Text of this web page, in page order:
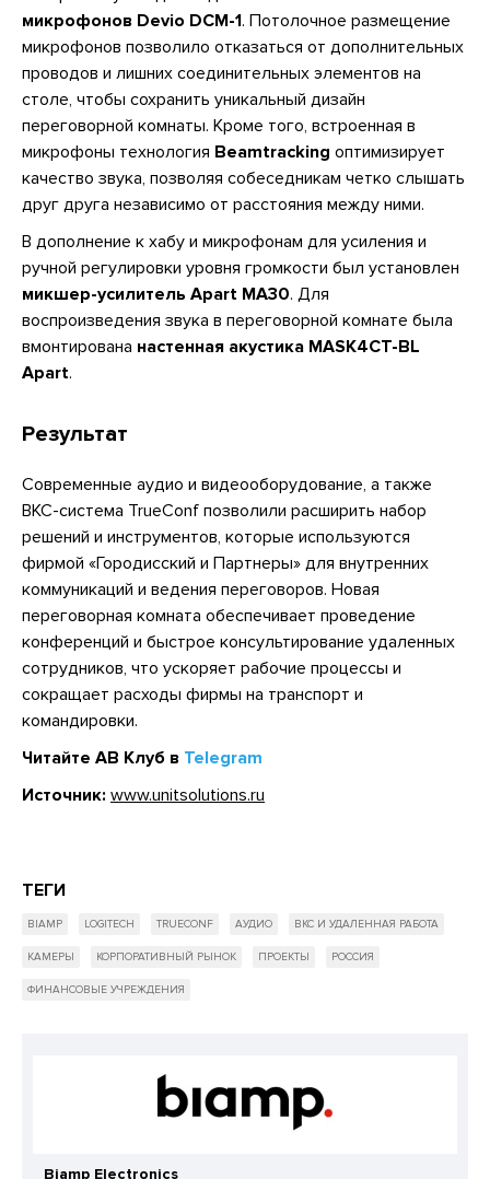
микрофонов Devio DCM-1. Потолочное размещение
микрофонов позволило отказаться от дополнительных
проводов и лишних соединительных элементов на
столе, чтобы сохранить уникальный дизайн
переговорной комнаты. Кроме того, встроенная в
микрофоны технология Beamtracking оптимизирует
качество звука, позволяя собеседникам четко слышать
друг друга независимо от расстояния между ними.
В дополнение к хабу и микрофонам для усиления и
ручной регулировки уровня громкости был установлен
микшер-усилитель Apart MA30. Для
воспроизведения звука в переговорной комнате была
вмонтирована настенная акустика MASK4CT-BL
Apart.
Результат
Современные аудио и видеооборудование, а также
ВКС-система TrueConf позволили расширить набор
решений и инструментов, которые используются
фирмой «Городисский и Партнеры» для внутренних
коммуникаций и ведения переговоров. Новая
переговорная комната обеспечивает проведение
конференций и быстрое консультирование удаленных
сотрудников, что ускоряет рабочие процессы и
сокращает расходы фирмы на транспорт и
командировки.
Читайте АВ Клуб в Telegram
Источник: www.unitsolutions.ru
ТЕГИ
BIAMP LOGITECH TRUECONF АУДИО ВКС И УДАЛЕННАЯ РАБОТА
КАМЕРЫ КОРПОРАТИВНЫЙ РЫНОК ПРОЕКТЫ РОССИЯ
ФИНАНСОВЫЕ УЧРЕЖДЕНИЯ
Biamp Electronics